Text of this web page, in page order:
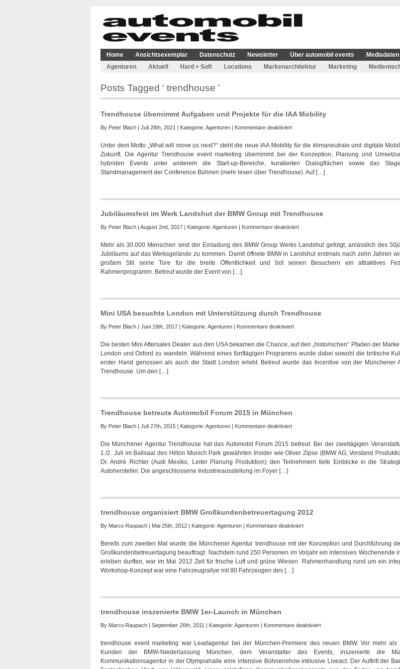
Home Ansichtsexemplar Datenschutz Newsletter Über automobil events Mediadaten
Agenturen
Aktuell Hard + Soft Locations Markenarchitektur Marketing
Posts Tagged ‘ trendhouse ’
Trendhouse übernimmt Aufgaben und Projekte für die IAA Mobility
By Peter Blach | Juli 28th, 2021 | Kategorie: Agenturen | Kommentare deaktiviertfür
übernimmt
Aufgaben
und
Projekte
IAA
Unter dem Motto „What will move us next?“ steht die neue IAA Mobility für die klimaneutrale und digitale
Zukunft. Die Agentur Trendhouse event marketing übernimmt bei der Konzeption, Planung und
hybriden Events unter anderem die Start-up-Bereiche, kuratierten Dialogflächen sowie das
Standmanagement der Conference Bühnen (mehr lesen über Trendhouse). Auf […]
Jubiläumsfest im Werk Landshut der BMW Group mit Trendhouse
By Peter Blach | August 2nd, 2017 | Kategorie: Agenturen | Kommentare deaktiviertfür
im
Werk
Landshut
mit
Mehr als 30.000 Menschen sind der Einladung des BMW Group Werks Landshut gefolgt, anlässlich des
Jubiläums auf das Werksgelände zu kommen. Damit öffnete BMW in Landshut erstmals nach zehn Jahren
großem Stil seine Tore für die breite Öffentlichkeit und bot seinen Besuchern ein attraktives
Rahmenprogramm. Betreut wurde der Event von […]
Mini USA besuchte London mit Unterstützung durch Trendhouse
By Peter Blach | Juni 19th, 2017 | Kategorie: Agenturen | Kommentare deaktiviertfür
USA
besuchte
London
Trendhouse
Die besten Mini Aftersales Dealer aus den USA bekamen die Chance, auf den „historischen“ Pfaden der
London und Oxford zu wandeln. Während eines fünftägigen Programms wurde dabei sowohl die britische
erster Hand genossen als auch die Stadt London erlebt. Betreut wurde das Incentive von der Münchener
Trendhouse. Um den […]
Trendhouse betreute Automobil Forum 2015 in München
By Peter Blach | Juli 27th, 2015 | Kategorie: Agenturen | Kommentare deaktiviertfür
betreute
Automobil
Forum
Die Münchener Agentur Trendhouse hat das Automobil Forum 2015 betreut. Bei der zweitägigen
1./2. Juli im Ballsaal des Hilton Munich Park gewährten Insider wie Oliver Zipse (BMW AG, Vorstand
Dr. André Richter (Audi Mexiko, Leiter Planung Produktion) den Teilnehmern tiefe Einblicke in die
Autohersteller. Die angeschlossene Industrieausstellung im Foyer […]
trendhouse organisiert BMW Großkundenbetreuertagung 2012
By Marco Raupach | Mai 25th, 2012 | Kategorie: Agenturen | Kommentare deaktiviertfür
organisiert
BMW
Großkundenbetreuertagung
Bereits zum zweiten Mal wurde die Münchener Agentur trendhouse mit der Konzeption und Durchführung
Großkundenbetreuertagung beauftragt. Nachdem rund 250 Personen im Vorjahr ein intensives Wochenende
erleben durften, war im Mai 2012 Zeit für frische Luft und grüne Wiesen. Rahmenhandlung rund um ein
Workshop-Konzept war eine Fahrzeugrallye mit 80 Fahrzeugen des […]
trendhouse inszenierte BMW 1er-Launch in München
By Marco Raupach | September 26th, 2011 | Kategorie: Agenturen | Kommentare deaktiviertfür
inszenierte
BMW
1er-
trendhouse event marketing war Leadagentur bei der München-Premiere des neuen BMW. Vor mehr als
Kunden der BMW-Niederlassung München, dem Veranstalter des Events, inszenierte die
Kommunikationsagentur in der Olympiahalle eine intensive Bühnenshow inklusive Liveact. Der Auftritt der